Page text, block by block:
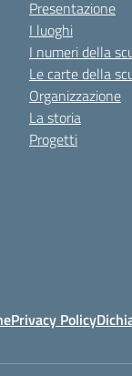
Presentazione
I luoghi
I numeri della
Le carte della
Organizzazione
La storia
Progetti
Privacy Policy